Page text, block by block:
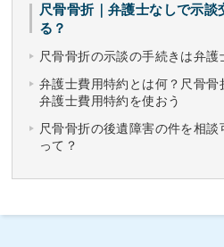
尺骨骨折｜弁護士なしで示
る？
尺骨骨折の示談の手続きは弁護
弁護士費用特約とは何？尺骨
弁護士費用特約を使おう
尺骨骨折の後遺障害の件を相
って？